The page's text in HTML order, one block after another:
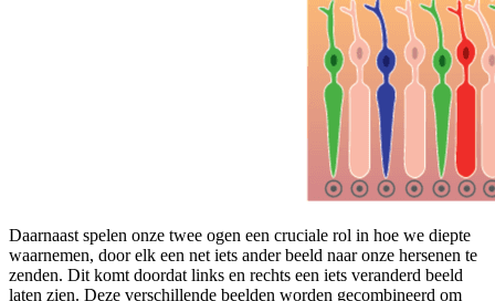
Daarnaast spelen onze twee ogen een cruciale rol in hoe we diepte
waarnemen, door elk een net iets ander beeld naar onze hersenen te
zenden. Dit komt doordat links en rechts een iets veranderd beeld
laten zien. Deze verschillende beelden worden gecombineerd om